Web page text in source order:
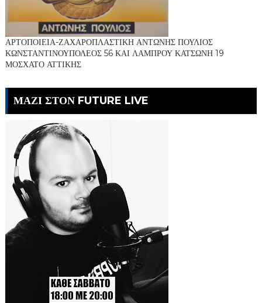
ΑΡΤΟΠΟΙΕΙΑ-ΖΑΧΑΡΟΠΛΑΣΤΙΚΗ ΑΝΤΩΝΗΣ ΠΟΥΛΙΟΣ
ΚΩΝΣΤΑΝΤΙΝΟΥΠΟΛΕΟΣ 56 ΚΑΙ ΛΑΜΠΡΟΥ ΚΑΤΣΩΝΗ 19
ΜΟΣΧΑΤΟ ΑΤΤΙΚΗΣ
ΜΑΖΙ ΣΤΟΝ FUTURE LIVE